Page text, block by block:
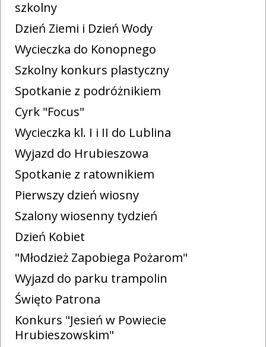
szkolny
Dzień Ziemi i Dzień Wody
Wycieczka do Konopnego
Szkolny konkurs plastyczny
Spotkanie z podróżnikiem
Cyrk "Focus"
Wycieczka kl. I i II do Lublina
Wyjazd do Hrubieszowa
Spotkanie z ratownikiem
Pierwszy dzień wiosny
Szalony wiosenny tydzień
Dzień Kobiet
"Młodzież Zapobiega Pożarom"
Wyjazd do parku trampolin
Święto Patrona
Konkurs "Jesień w Powiecie
Hrubieszowskim"